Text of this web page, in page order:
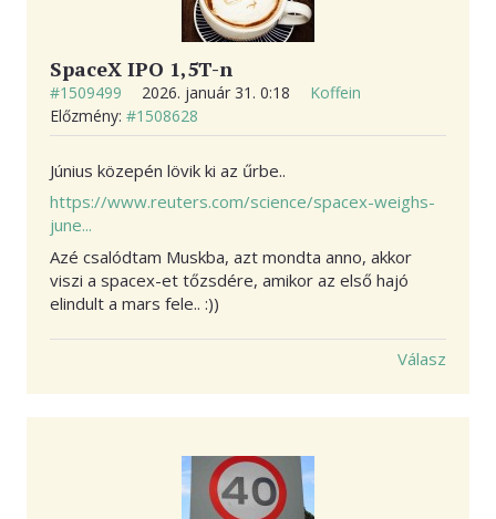
SpaceX IPO 1,5T-n
#1509499 2026. január 31. 0:18
Koffein
Előzmény: #1508628
Június közepén lövik ki az űrbe..
https://www.reuters.com/science/spacex-weighs-
june...
Azé csalódtam Muskba, azt mondta anno, akkor
viszi a spacex-et tőzsdére, amikor az első hajó
elindult a mars fele.. :))
Válasz